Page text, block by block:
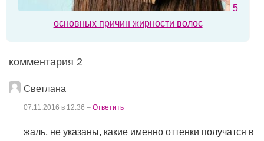
5
основных причин жирности волос
комментария 2
Светлана
07.11.2016 в 12:36 – Ответить
жаль, не указаны, какие именно оттенки получатся в